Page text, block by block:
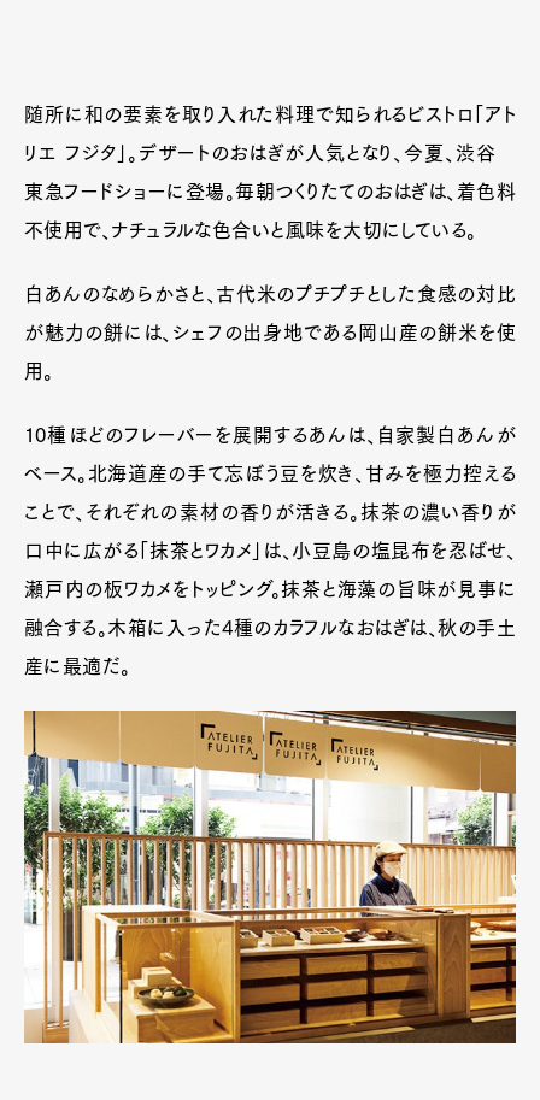
随所に和の要素を取り入れた料理で知られるビストロ「アト
リエ フジタ」。デザートのおはぎが人気となり、今夏、渋谷
東急フードショーに登場。毎朝つくりたてのおはぎは、着色料
不使用で、ナチュラルな色合いと風味を大切にしている。
白あんのなめらかさと、古代米のプチプチとした食感の対比
が魅力の餅には、シェフの出身地である岡山産の餅米を使
用。
10種ほどのフレーバーを展開するあんは、自家製白あんが
ベース。北海道産の手て忘ぼう豆を炊き、甘みを極力控える
ことで、それぞれの素材の香りが活きる。抹茶の濃い香りが
口中に広がる「抹茶とワカメ」は、小豆島の塩昆布を忍ばせ、
瀬戸内の板ワカメをトッピング。抹茶と海藻の旨味が見事に
融合する。木箱に入った4種のカラフルなおはぎは、秋の手土
産に最適だ。